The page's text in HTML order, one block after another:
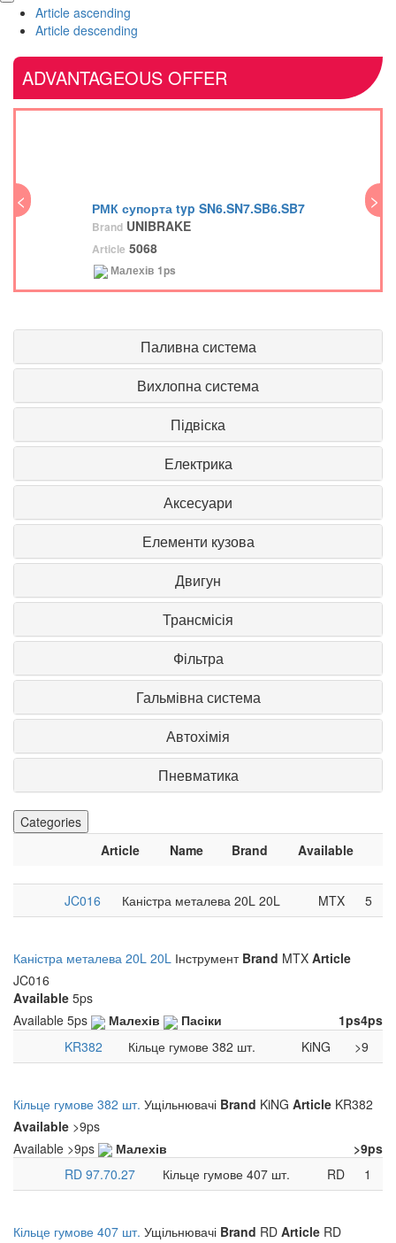
Article ascending
Article descending
ADVANTAGEOUS OFFER
< РМК супорта typ SN6.SN7.SB6.SB7
BrandUNIBRAKE
Article 5068
Малехів 1ps
>
Паливна система
Вихлопна система
Підвіска
Електрика
Аксесуари
Елементи кузова
Двигун
Трансмісія
Фільтра
Гальмівна система
Автохімія
Пневматика
Categories
Article
Name Brand Available
JC016 Каністра металева 20L 20L MTX 5
Каністра металева 20L 20L Інструмент Brand MTX Article
JC016
Available 5ps
Available 5ps Малехів 4ps
Пасіки
1ps
KR382
Кільце гумове 382 шт. KiNG >9
Кільце гумове 382 шт. Ущільнювачі Brand KiNG Article KR382
Available >9ps
Available >9ps Малехів
>9ps
RD 97.70.27
Кільце гумове 407 шт. RD 1
Кільце гумове 407 шт. Ущільнювачі Brand RD Article RD